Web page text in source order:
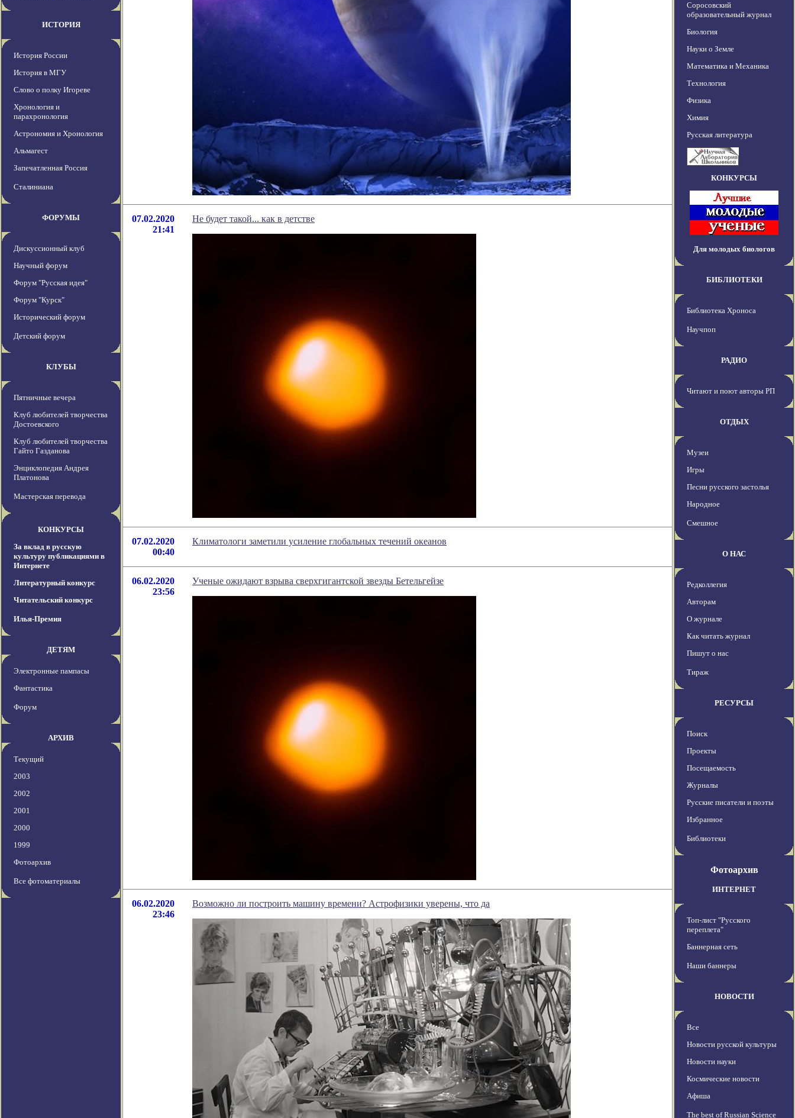
ИСТОРИЯ
История России
История в МГУ
Слово о полку Игореве
Хронология и
парахронология
Астрономия и Хронология
Альмагест
Запечатленная Россия
Сталиниана
ФОРУМЫ
Дискуссионный клуб
Научный форум
Форум "Русская идея"
Форум "Курск"
Исторический форум
Детский форум
КЛУБЫ
Пятничные вечера
Клуб любителей творчества
Достоевского
Клуб любителей творчества
Гайто Газданова
Энциклопедия Андрея
Платонова
Мастерская перевода
КОНКУРСЫ
За вклад в русскую
культуру публикациями в
Интернете
Литературный конкурс
Читательский конкурс
Илья-Премия
ДЕТЯМ
Электронные пампасы
Фантастика
Форум
АРХИВ
Текущий
2003
2002
2001
2000
1999
Фотоархив
Все фотоматериалы
07.02.2020
21:41
Не будет такой... как в детстве
07.02.2020
00:40
Климатологи заметили усиление глобальных течений океанов
06.02.2020
23:56
Ученые ожидают взрыва сверхгигантской звезды Бетельгейзе
06.02.2020
23:46
Возможно ли построить машину времени? Астрофизики уверены, что да
Соросовский
образовательный журнал
Биология
Науки о Земле
Математика и Механика
Технология
Физика
Химия
Русская литература
КОНКУРСЫ
Для молодых биологов
БИБЛИОТЕКИ
Библиотека Хроноса
Научпоп
РАДИО
Читают и поют авторы РП
ОТДЫХ
Музеи
Игры
Песни русского застолья
Народное
Смешное
О НАС
Редколлегия
Авторам
О журнале
Как читать журнал
Пишут о нас
Тираж
РЕСУРСЫ
Поиск
Проекты
Посещаемость
Журналы
Русские писатели и поэты
Избранное
Библиотеки
Фотоархив
ИНТЕРНЕТ
Топ-лист "Русского
переплета"
Баннерная сеть
Наши баннеры
НОВОСТИ
Все
Новости русской культуры
Новости науки
Космические новости
Афиша
The best of Russian Science